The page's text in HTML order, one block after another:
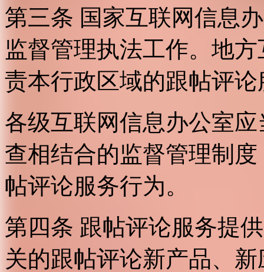
第三条 国家互联网信息
监督管理执法工作。地
责本行政区域的跟帖评
各级互联网信息办公室
查相结合的监督管理制
帖评论服务行为。
第四条 跟帖评论服务提
关的跟帖评论新产品、